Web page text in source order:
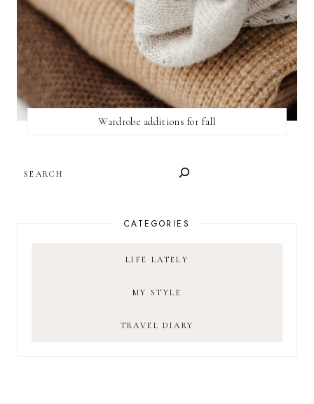
Wardrobe additions for fall
CATEGORIES
LIFE LATELY
MY STYLE
TRAVEL DIARY